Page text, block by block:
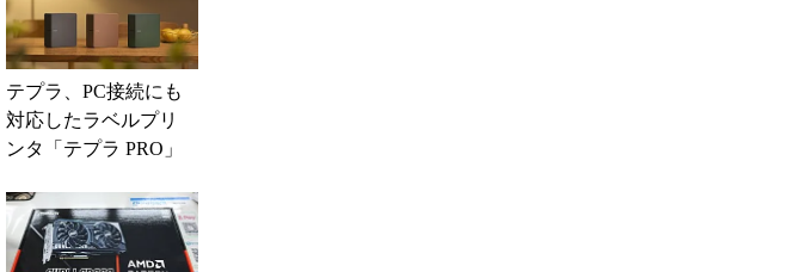
テプラ、PC接続にも
対応したラベルプリ
ンタ「テプラ PRO」